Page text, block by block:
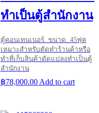
ทำเป็นตู้สำนักงาน
ตู้คอนเทนเนอร์. ขนาด. 45ฟุต
เหมาะสำหรับตัดทำร้านค้าหรือ
ทำที่เก็บสินค้าดัดแปลงทำเป็นตู้
สำนักงาน
฿78,000.00 Add to cart